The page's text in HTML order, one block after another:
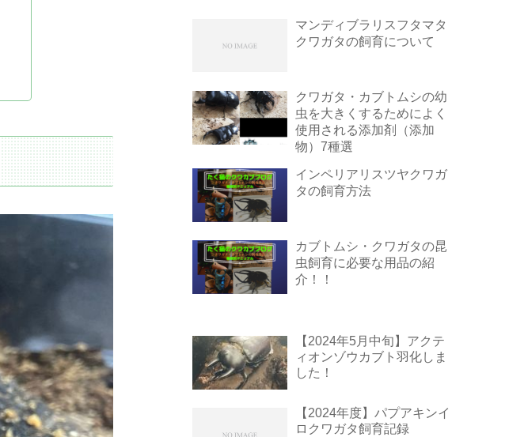
マンディブラリスフタマタ
クワガタの飼育について
クワガタ・カブトムシの幼
虫を大きくするためによく
使用される添加剤（添加
物）7種選
インペリアリスツヤクワガ
タの飼育方法
カブトムシ・クワガタの昆
虫飼育に必要な用品の紹
介！！
【2024年5月中旬】アクテ
ィオンゾウカブト羽化しま
した！
【2024年度】パプアキンイ
ロクワガタ飼育記録